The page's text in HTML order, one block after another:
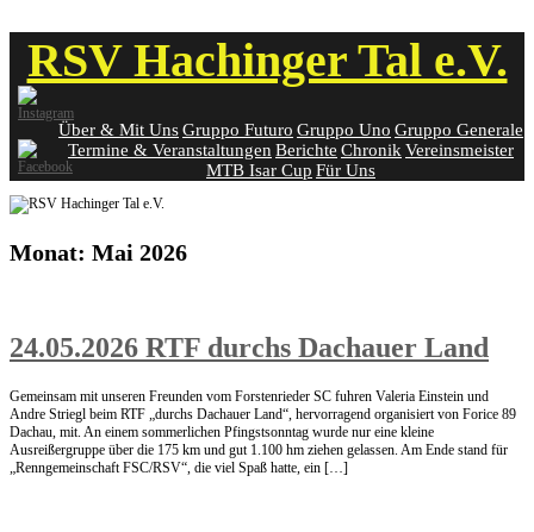
content
RSV Hachinger Tal e.V.
Über & Mit UnsGruppo Futuro Gruppo Uno Gruppo Generale
Termine & Veranstaltungen Berichte Chronik Vereinsmeister
MTB Isar Cup Für Uns
Monat: Mai 2026
24.05.2026 RTF durchs Dachauer Land
Gemeinsam mit unseren Freunden vom Forstenrieder SC fuhren Valeria Einstein und
Andre Striegl beim RTF „durchs Dachauer Land“, hervorragend organisiert von Forice 89
Dachau, mit. An einem sommerlichen Pfingstsonntag wurde nur eine kleine
Ausreißergruppe über die 175 km und gut 1.100 hm ziehen gelassen. Am Ende stand für
„Renngemeinschaft FSC/RSV“, die viel Spaß hatte, ein […]